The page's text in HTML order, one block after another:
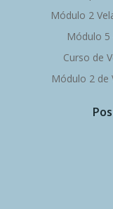
Módulo 2
Módulo 5
Curso de
Módulo 2 de